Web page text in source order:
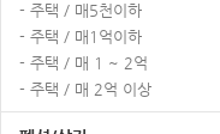
- 주택 / 매5천이하
- 주택 / 매1억이하
- 주택 / 매 1 ~ 2억
- 주택 / 매 2억 이상